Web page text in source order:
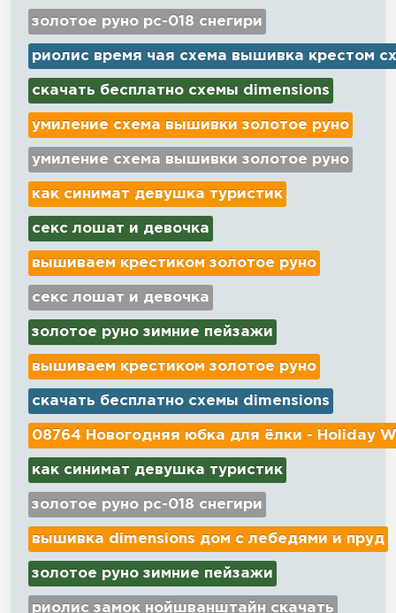
золотое руно рс-018 снегири
риолис время чая схема вышивка крестом
скачать бесплатно схемы dimensions
умиление схема вышивки золотое руно
умиление схема вышивки золотое руно
как синимат девушка туристик
секс лошат и девочка
вышиваем крестиком золотое руно
секс лошат и девочка
золотое руно зимние пейзажи
вышиваем крестиком золотое руно
скачать бесплатно схемы dimensions
08764 Новогодняя юбка для ёлки - Holiday
как синимат девушка туристик
золотое руно рс-018 снегири
вышивка dimensions дом с лебедями и пруд
золотое руно зимние пейзажи
риолис замок нойшванштайн скачать